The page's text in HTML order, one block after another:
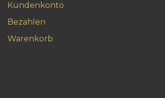
Kundenkonto
Bezahlen
Warenkorb